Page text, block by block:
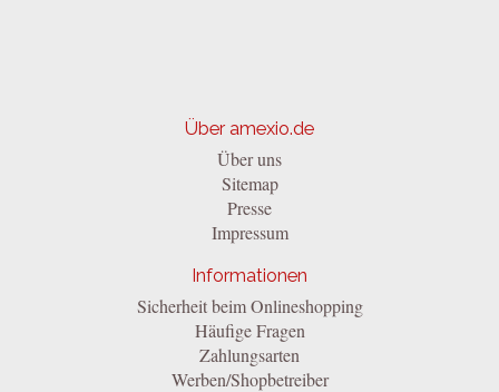
Über amexio.de
Über uns
Sitemap
Presse
Impressum
Informationen
Sicherheit beim Onlineshopping
Häufige Fragen
Zahlungsarten
Werben/Shopbetreiber